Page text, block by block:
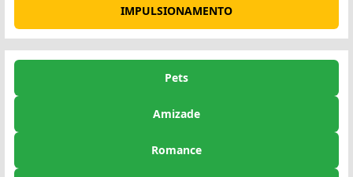
IMPULSIONAMENTO
Pets
Amizade
Romance